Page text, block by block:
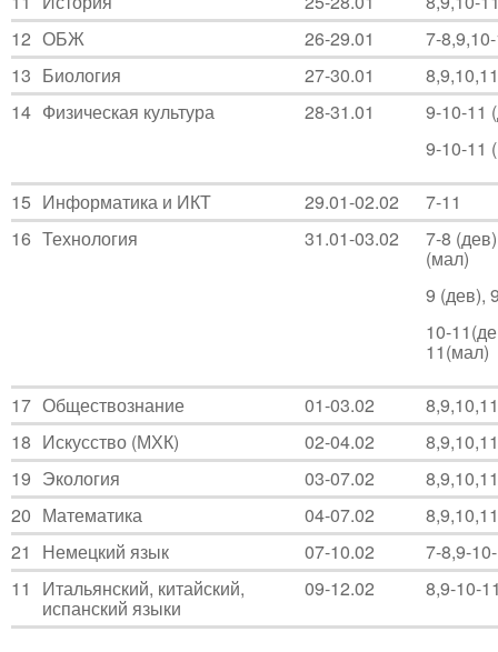
12 ОБЖ 26-29.01
7-
13 Биология 27-30.01
8,9,10,11
14 Физическая культура 28-31.01
9-10-11
9-10-11
15 Информатика и ИКТ 29.01-02.02
7-11
16 Технология 31.01-03.02 7-8
(мал)
9 (дев),
10-
11(мал)
17 Обществознание 01-03.02
8,9,10,11
18 Искусство (МХК) 02-04.02
8,9,10,11
19 Экология 03-07.02
8,9,10,11
20 Математика 04-07.02
8,9,10,11
21
Немецкий язык 07-10.02
7-8,9-
11
Итальянский, китайский,
испанский языки
09-12.02 8,9-10-